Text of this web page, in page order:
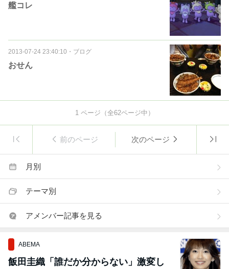
艦コレ
2013-07-24 23:40:10 ・ ブログ
おせん
1ページ（全62ページ中）
前のページ 次のページ
月別
テーマ別
アメンバー記事を見る
ABEMA
飯田圭織「誰だか分からない」激変し